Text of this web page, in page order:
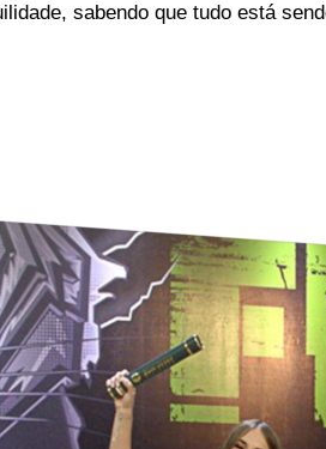
sabendo que tudo está